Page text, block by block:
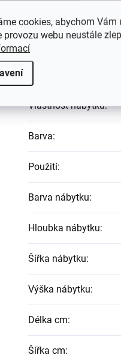
cookies, abychom
provozu webu neustále
Typ
Vlastnost nábytku:
Barva:
Použití:
Barva nábytku:
Hloubka nábytku:
Šířka nábytku:
Výška nábytku:
Délka cm:
Šířka cm: